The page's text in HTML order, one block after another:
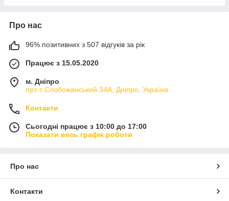
Про нас
96% позитивних з 507 відгуків за рік
Працює з 15.05.2020
м. Дніпро
прт-т Слобожанський 34А, Дніпро, Україна
Контакти
Сьогодні працює з 10:00 до 17:00
Показати весь графік роботи
Про нас
Контакти